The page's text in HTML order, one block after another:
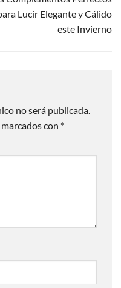
Lucir Elegante y Cálido
este Invierno
no será publicada.
con *